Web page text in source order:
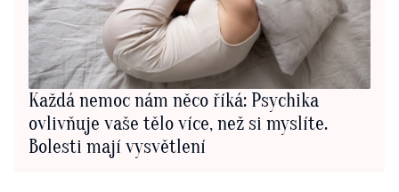
Každá nemoc nám něco říká: Psychika
ovlivňuje vaše tělo více, než si myslíte.
Bolesti mají vysvětlení